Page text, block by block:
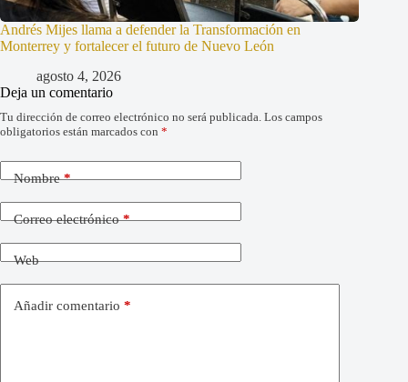
Andrés Mijes llama a defender la Transformación en
Monterrey y fortalecer el futuro de Nuevo León
agosto 4, 2026
Deja un comentario
Tu dirección de correo electrónico no será publicada. Los campos
obligatorios están marcados con *
Nombre*
Correo electrónico*
Web
Añadir comentario *